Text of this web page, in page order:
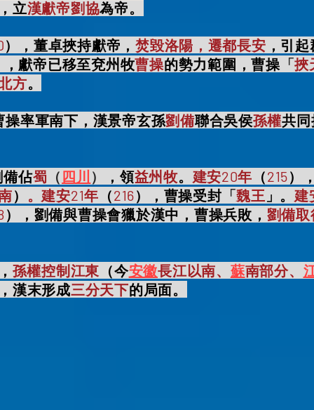
立漢獻帝劉協為帝。
），董卓挾持獻帝，焚毀洛陽，遷都長安 ，引
，獻帝已移至兗州牧曹操的勢力範圍 ，曹操 「挾
方。
操率軍南下，漢景帝玄孫劉備聯合吳侯孫權共
備佔蜀 （ 四川 ） ，領益州牧。 建安20年 （215）
） 。建安21年 （216），曹操受封 「魏王 」。建
）， 劉備與曹操會獵於漢中 ，曹操兵敗， 劉備取
孫權控制江東 （今安徽長江以南、 蘇南部分、
漢末形成三分天下的局面。